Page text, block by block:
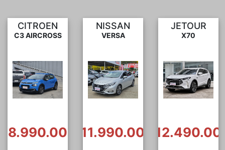
NISSAN
VERSA
JETOUR
X70
$12.490.000
SUZUKI
DZIRE